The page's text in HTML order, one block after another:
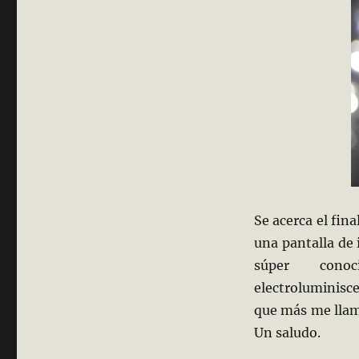
Se acerca el
una pantalla
súper
que más me
Un saludo.